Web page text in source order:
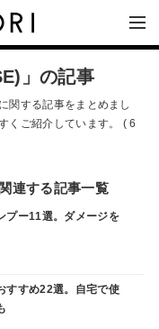
」の記事
関する記事をまとめまし
くご紹介しています。 ( 6
連する記事一覧
プー11選。ダメージを
すすめ22選。自宅で使